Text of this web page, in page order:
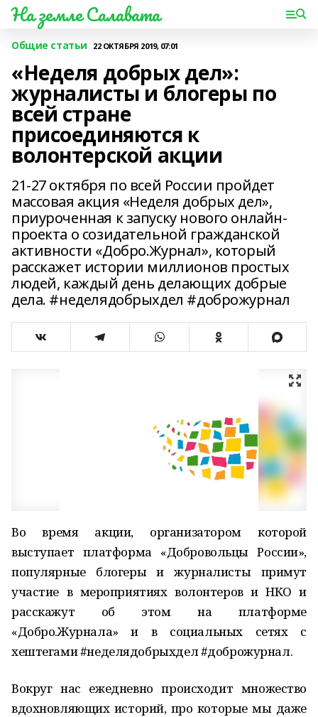
На земле Салавата
Общие статьи 22 ОКТЯБРЯ 2019, 07:01
«Неделя добрых дел»:
журналисты и блогеры по
всей стране
присоединяются к
волонтерской акции
21-27 октября по всей России пройдет
массовая акция «Неделя добрых дел»,
приуроченная к запуску нового онлайн-
проекта о созидательной гражданской
активности «Добро.Журнал», который
расскажет истории миллионов простых
людей, каждый день делающих добрые
дела. #неделядобрыхдел #доброжурнал
Во время акции, организатором которой
выступает платформа «Добровольцы России»,
популярные блогеры и журналисты примут
участие в мероприятиях волонтеров и НКО и
расскажут об этом на платформе
«Добро.Журнала» и в социальных сетях с
хештегами #неделядобрыхдел #доброжурнал.
Вокруг нас ежедневно происходит множество
вдохновляющих историй, про которые мы даже